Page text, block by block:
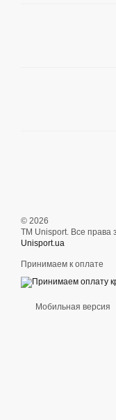
© 2026
ТМ Unisport. Все
Unisport.ua
Принимаем к оплате
Мобильная версия